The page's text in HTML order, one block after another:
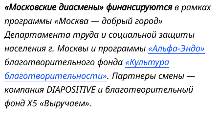
«Московские диасмены» финансируютсяв рамках
программы «Москва — добрый город»
Департамента труда и социальной защиты
населения г. Москвы и программы «Альфа-Эндо»
благотворительного фонда «Культура
благотворительности». Партнеры смены —
компания DIAPOSITIVE и благотворительный
фонд Х5 «Выручаем».